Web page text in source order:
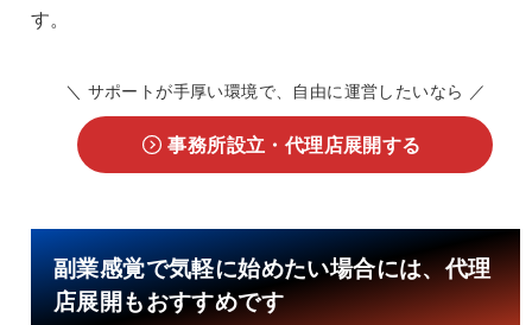
す。
＼ サポートが手厚い環境で、自由に運営したいなら ／
事務所設立・代理店展開する
副業感覚で気軽に始めたい場合には、代理
店展開もおすすめです